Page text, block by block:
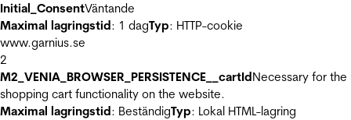
Initial_ConsentVäntande
Maximal lagringstid: 1 dagTyp: HTTP-cookie
www.garnius.se
2
M2_VENIA_BROWSER_PERSISTENCE__cartIdNecessary for the
shopping cart functionality on the website.
Maximal lagringstid: BeständigTyp: Lokal HTML-lagring